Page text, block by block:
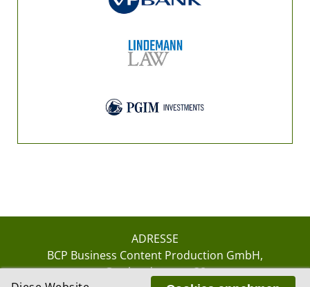
ADRESSE
BCP Business Content Production GmbH
Gotthardstrasse 38